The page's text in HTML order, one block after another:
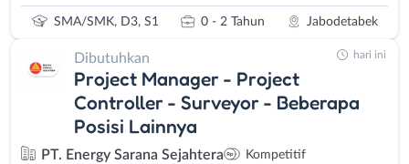
SMA/SMK, D3, S1 0 - 2 Tahun Jabodetabek
Dibutuhkan
Project Manager - Project
Controller - Surveyor - Beberapa
Posisi Lainnya
PT. Energy Sarana Sejahtera Kompetitif
hari ini